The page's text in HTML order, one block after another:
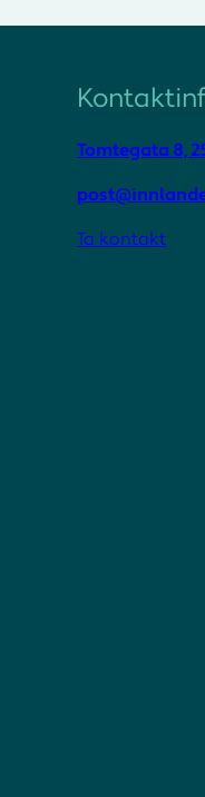
Tomtegata 8,
Ta kontakt